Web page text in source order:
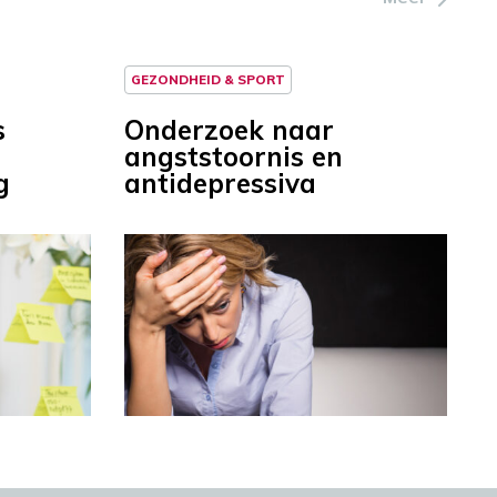
GEZONDHEID & SPORT
Onderzoek naar
angststoornis en
antidepressiva